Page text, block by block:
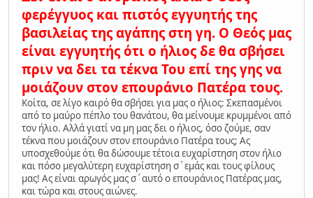
φερέγγυος και πιστός εγγυητής της
βασιλείας της αγάπης στη γη. Ο Θεός μας
είναι εγγυητής ότι ο ήλιος δε θα σβήσει
πριν να δει τα τέκνα Του επί της γης να
μοιάζουν στον επουράνιο Πατέρα τους.
Κοίτα, σε λίγο καιρό θα σβήσει για μας ο ήλιος: Σκεπασμένοι
από το μαύρο πέπλο του θανάτου, θα μείνουμε κρυμμένοι από
τον ήλιο. Αλλά γιατί να μη μας δει ο ήλιος, όσο ζούμε, σαν
τέκνα που μοιάζουν στον επουράνιο Πατέρα τους; Ας
υποσχεθούμε ότι θα δώσουμε τέτοια ευχαρίστηση στον ήλιο
και πόσο μεγαλύτερη ευχαρίστηση σ΄εμάς και τους φίλους
μας! Ας είναι αρωγός μας σ΄αυτό ο επουράνιος Πατέρας μας,
και τώρα και στους αιώνες.